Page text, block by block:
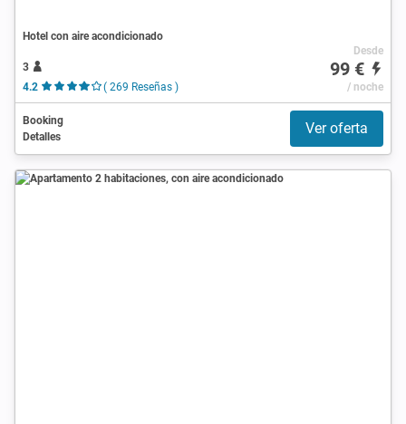
Hotel con aire acondicionado
3
4.2
( 269 Reseñas )
Desde
99 €
/ noche
Booking
Detalles
Ver oferta